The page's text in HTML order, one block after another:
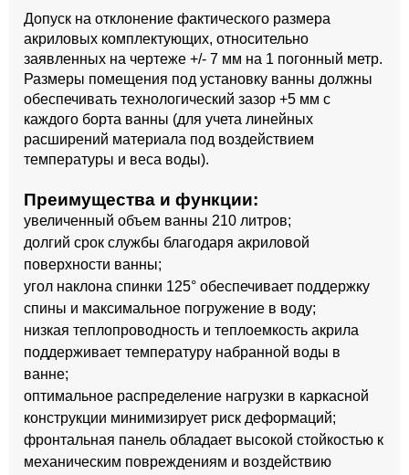
Допуск на отклонение фактического размера
акриловых комплектующих, относительно
заявленных на чертеже +/- 7 мм на 1 погонный метр.
Размеры помещения под установку ванны должны
обеспечивать технологический зазор +5 мм с
каждого борта ванны (для учета линейных
расширений материала под воздействием
температуры и веса воды).
Преимущества и функции:
увеличенный объем ванны 210 литров;
долгий срок службы благодаря акриловой
поверхности ванны;
угол наклона спинки 125° обеспечивает поддержку
спины и максимальное погружение в воду;
низкая теплопроводность и теплоемкость акрила
поддерживает температуру набранной воды в
ванне;
оптимальное распределение нагрузки в каркасной
конструкции минимизирует риск деформаций;
фронтальная панель обладает высокой стойкостью к
механическим повреждениям и воздействию